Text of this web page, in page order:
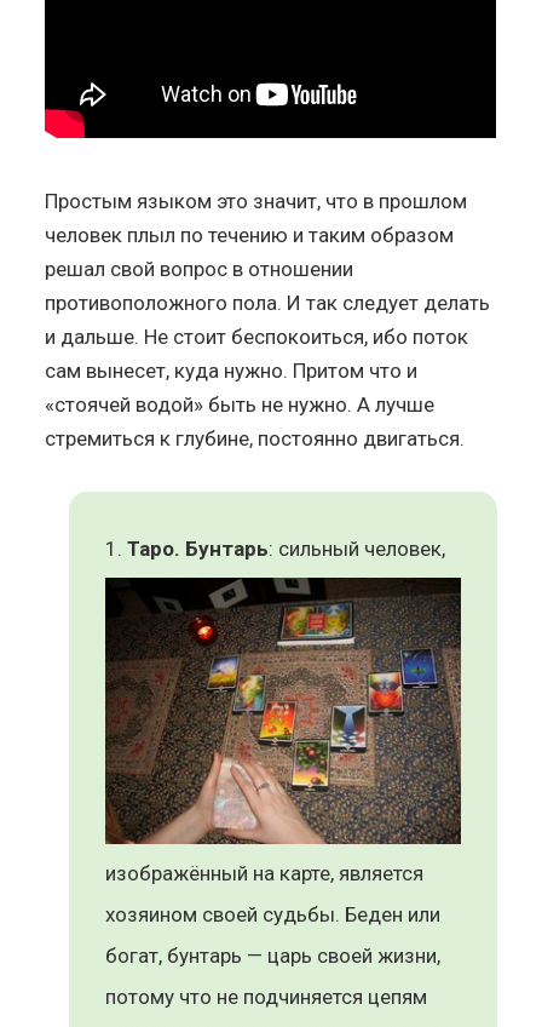
Простым языком это значит, что в прошлом
человек плыл по течению и таким образом
решал свой вопрос в отношении
противоположного пола. И так следует делать
и дальше. Не стоит беспокоиться, ибо поток
сам вынесет, куда нужно. Притом что и
«стоячей водой» быть не нужно. А лучше
стремиться к глубине, постоянно двигаться.
Таро. Бунтарь: сильный человек,
изображённый на карте, является
хозяином своей судьбы. Беден или
богат, бунтарь — царь своей жизни,
потому что не подчиняется цепям